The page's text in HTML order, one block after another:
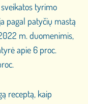
tyrimo
pagal patyčių mastą
m. duomenimis,
apie 6 proc.
receptą, kaip